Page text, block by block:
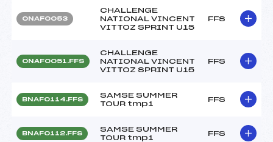
ONAF0053
CHALLENGE
NATIONAL VINCENT
VITTOZ SPRINT U15
FFS
ONAF0051.FFS
CHALLENGE
NATIONAL VINCENT
VITTOZ SPRINT U15
FFS
BNAF0114.FFS
SAMSE SUMMER
TOUR tmp1
FFS
BNAF0112.FFS
SAMSE SUMMER
TOUR tmp1
FFS